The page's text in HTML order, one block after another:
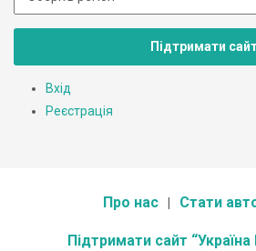
Підтримати
Вхід
Реєстрація
Про нас Стати
Підтримати сайт “Україна